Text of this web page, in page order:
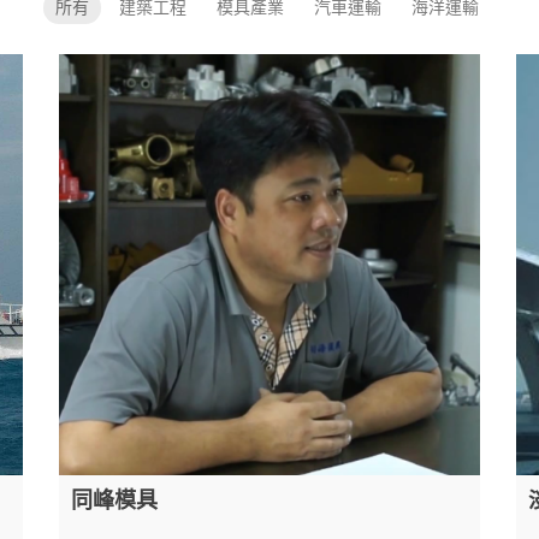
所有 建築工程 模具產業 汽車運輸 海洋運輸
同峰模具